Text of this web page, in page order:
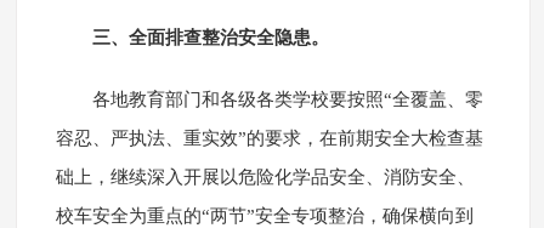
三、全面排查整治安全隐患。
各地教育部门和各级各类学校要按照“全覆盖、零
容忍、严执法、重实效”的要求，在前期安全大检查基
础上，继续深入开展以危险化学品安全、消防安全、
校车安全为重点的“两节”安全专项整治，确保横向到